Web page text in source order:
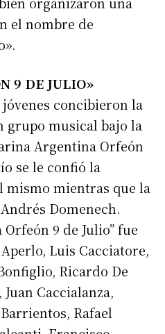
el nombre de
9 DE JULIO»
jóvenes concibieron la
grupo musical bajo la
Argentina Orfeón
se le confió la
mientras que la
Domenech.
9 de Julio” fue
Luis Cacciatore,
Ricardo De
Caccialanza,
Rafael